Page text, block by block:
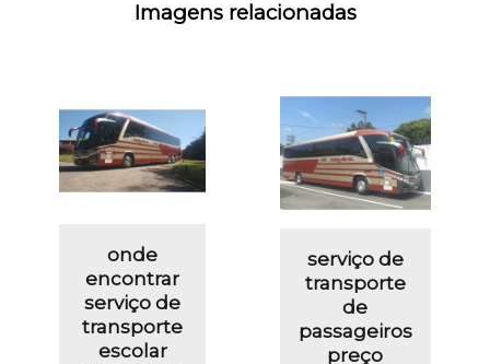
Imagens relacionadas
onde
encontrar
serviço de
transporte
escolar
serviço de
transporte
de
passageiros
preço